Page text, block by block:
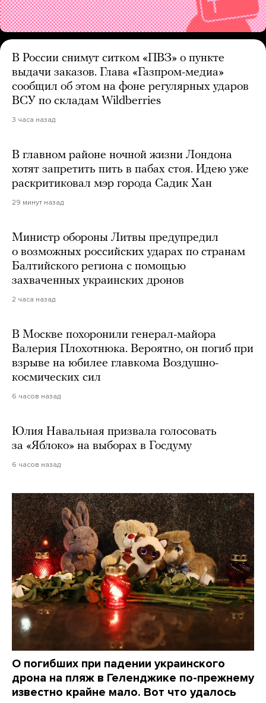
В России снимут ситком «ПВЗ» о пункте
выдачи заказов. Глава «Газпром-медиа»
сообщил об этом на фоне регулярных ударов
ВСУ по складам Wildberries
3 часа назад
В главном районе ночной жизни Лондона
хотят запретить пить в пабах стоя. Идею уже
раскритиковал мэр города Садик Хан
29 минут назад
Министр обороны Литвы предупредил
о возможных российских ударах по странам
Балтийского региона с помощью
захваченных украинских дронов
2 часа назад
В Москве похоронили генерал-майора
Валерия Плохотнюка. Вероятно, он погиб при
взрыве на юбилее главкома Воздушно-
космических сил
6 часов назад
Юлия Навальная призвала голосовать
за «Яблоко» на выборах в Госдуму
6 часов назад
О погибших при падении украинского
дрона на пляж в Геленджике по-прежнему
известно крайне мало. Вот что удалось